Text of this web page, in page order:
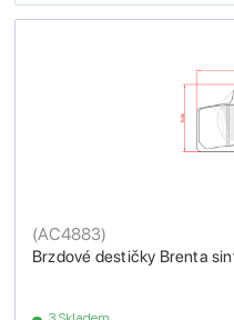
Brzdové destičky Brenta
(AC4883)